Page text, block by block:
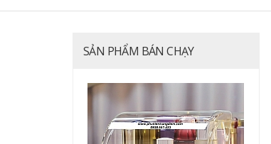
SẢN PHẨM BÁN CHẠY